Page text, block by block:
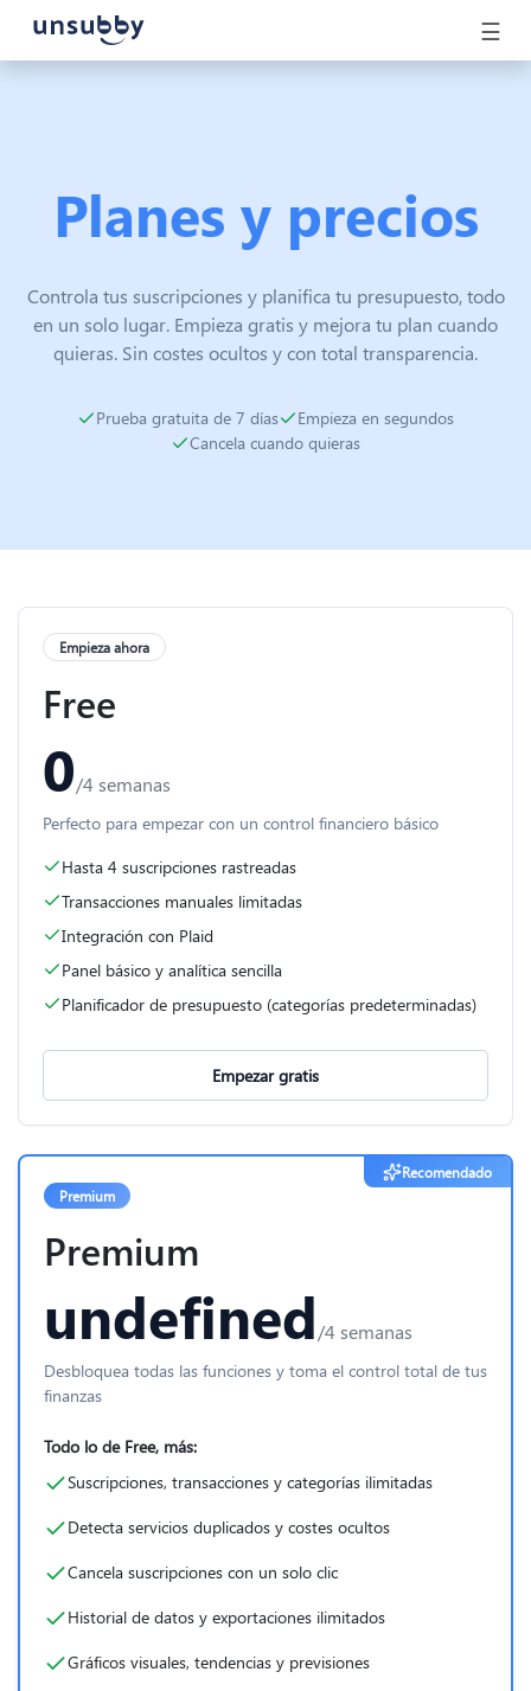
☰
Planes y precios
Controla tus suscripciones y planifica tu presupuesto, todo
en un solo lugar. Empieza gratis y mejora tu plan cuando
quieras. Sin costes ocultos y con total transparencia.
Prueba gratuita de 7 días
Empieza en segundos
Cancela cuando quieras
Empieza ahora
Free
0/4 semanas
Perfecto para empezar con un control financiero básico
Hasta 4 suscripciones rastreadas
Transacciones manuales limitadas
Integración con Plaid
Panel básico y analítica sencilla
Planificador de presupuesto (categorías predeterminadas)
Empezar gratis
Recomendado
Premium
Premium
undefined/4 semanas
Desbloquea todas las funciones y toma el control total de tus
finanzas
Todo lo de Free, más:
Suscripciones, transacciones y categorías ilimitadas
Detecta servicios duplicados y costes ocultos
Cancela suscripciones con un solo clic
Historial de datos y exportaciones ilimitados
Gráficos visuales, tendencias y previsiones